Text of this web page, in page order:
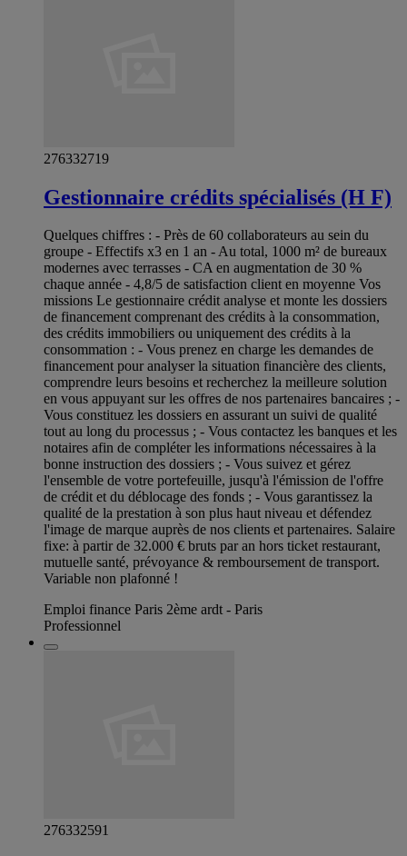
276332719
Gestionnaire crédits spécialisés (H F)
Quelques chiffres : - Près de 60 collaborateurs au sein du
groupe - Effectifs x3 en 1 an - Au total, 1000 m² de bureaux
modernes avec terrasses - CA en augmentation de 30 %
chaque année - 4,8/5 de satisfaction client en moyenne Vos
missions Le gestionnaire crédit analyse et monte les dossiers
de financement comprenant des crédits à la consommation,
des crédits immobiliers ou uniquement des crédits à la
consommation : - Vous prenez en charge les demandes de
financement pour analyser la situation financière des clients,
comprendre leurs besoins et recherchez la meilleure solution
en vous appuyant sur les offres de nos partenaires bancaires ; -
Vous constituez les dossiers en assurant un suivi de qualité
tout au long du processus ; - Vous contactez les banques et les
notaires afin de compléter les informations nécessaires à la
bonne instruction des dossiers ; - Vous suivez et gérez
l'ensemble de votre portefeuille, jusqu'à l'émission de l'offre
de crédit et du déblocage des fonds ; - Vous garantissez la
qualité de la prestation à son plus haut niveau et défendez
l'image de marque auprès de nos clients et partenaires. Salaire
fixe: à partir de 32.000 € bruts par an hors ticket restaurant,
mutuelle santé, prévoyance & remboursement de transport.
Variable non plafonné !
Emploi finance Paris 2ème ardt - Paris
Professionnel
276332591